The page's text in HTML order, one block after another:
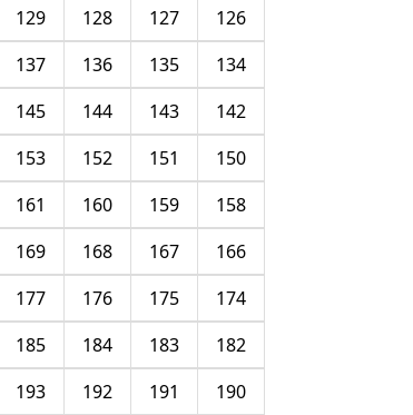
126
127
128
129
134
135
136
137
142
143
144
145
150
151
152
153
158
159
160
161
166
167
168
169
174
175
176
177
182
183
184
185
190
191
192
193